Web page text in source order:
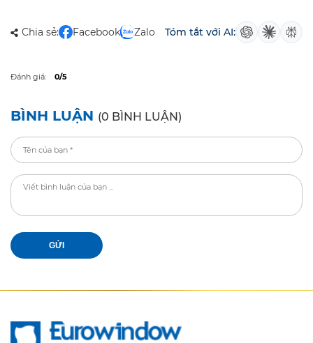
Chia sẻ: Facebook Zalo Tóm tắt với AI:
Đánh giá: 0/5
BÌNH LUẬN (0 BÌNH LUẬN)
GỬI